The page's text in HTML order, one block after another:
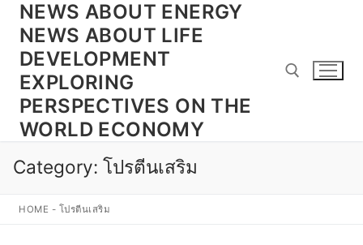
Skip
content
NEWS ABOUT ENERGY
NEWS ABOUT LIFE
DEVELOPMENT
EXPLORING
PERSPECTIVES ON THE
WORLD ECONOMY
Search for:
Category: โปรตีนเสริม
HOME - โปรตีนเสริม